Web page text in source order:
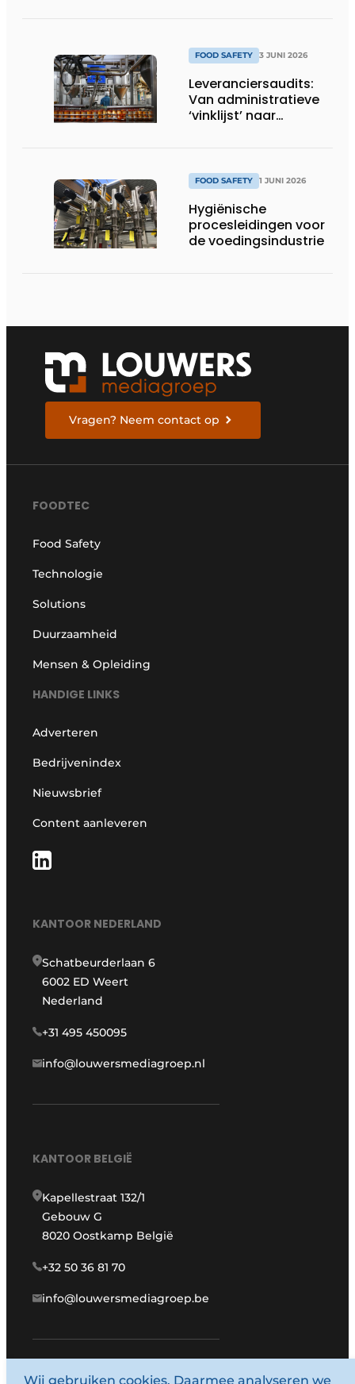
FOOD SAFETY 3 JUNI 2026
Leveranciersaudits:
Van administratieve
‘vinklijst’ naar
FOOD SAFETY 1 JUNI 2026
Hygiënische
procesleidingen voor
de voedingsindustrie
Vragen? Neem contact op
FOODTEC
Food Safety
Technologie
Solutions
Duurzaamheid
Mensen & Opleiding
HANDIGE LINKS
Adverteren
Bedrijvenindex
Nieuwsbrief
Content aanleveren
KANTOOR NEDERLAND
Schatbeurderlaan 6
6002 ED Weert
Nederland
+31 495 450095
info@louwersmediagroep.nl
KANTOOR BELGIË
Kapellestraat 132/1
Gebouw G
8020 Oostkamp België
+32 50 36 81 70
info@louwersmediagroep.be
www.louwersmediagroep.com
Wij gebruiken cookies. Daarmee analyseren we